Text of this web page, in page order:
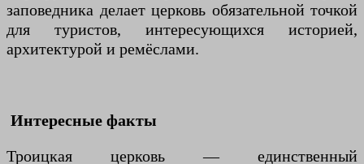
заповедника делает церковь обязательной точкой
для туристов, интересующихся историей,
архитектурой и ремёслами.
Интересные факты
Троицкая церковь — единственный